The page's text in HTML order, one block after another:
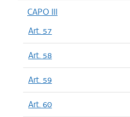
CAPO III
Art. 57
Art. 58
Art. 59
Art. 60